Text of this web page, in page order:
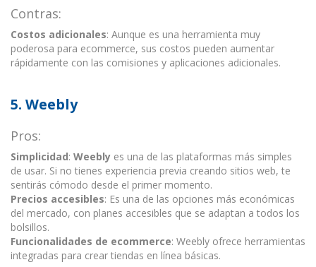
Contras:
Costos adicionales: Aunque es una herramienta muy
poderosa para ecommerce, sus costos pueden aumentar
rápidamente con las comisiones y aplicaciones adicionales.
5. Weebly
Pros:
Simplicidad: Weebly es una de las plataformas más simples
de usar. Si no tienes experiencia previa creando sitios web, te
sentirás cómodo desde el primer momento.
Precios accesibles: Es una de las opciones más económicas
del mercado, con planes accesibles que se adaptan a todos los
bolsillos.
Funcionalidades de ecommerce: Weebly ofrece herramientas
integradas para crear tiendas en línea básicas.